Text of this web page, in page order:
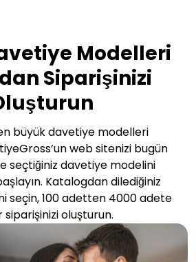
Modelleri
Siparişinizi
büyük davetiye modelleri
web sitenizi bugün
seçtiğiniz davetiye modelini
Katalogdan dilediğiniz
seçin, 100 adetten 4000 adete
siparişinizi oluşturun.